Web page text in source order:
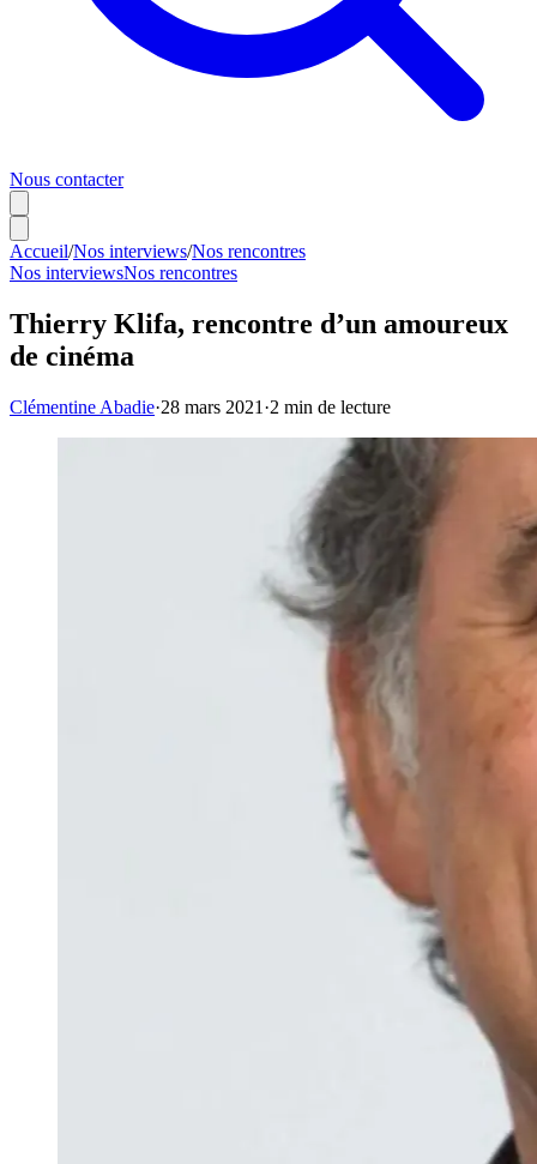
Nous contacter
Accueil/Nos interviews/Nos rencontres
Nos interviewsNos rencontres
Thierry Klifa, rencontre d’un amoureux
de cinéma
Clémentine Abadie·28 mars 2021 ·2 min de lecture